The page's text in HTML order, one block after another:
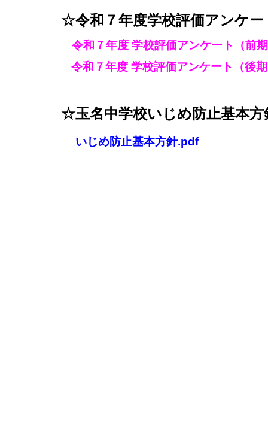
☆令和７年度学校評価アンケ
令和７年度 学校評価アンケート（前
令和７年度 学校評価アンケート（後
☆玉名中学校いじめ防止基本方
いじめ防止基本方針.pdf